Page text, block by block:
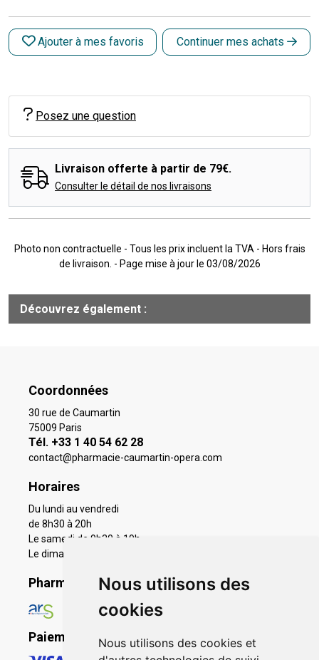
Nous utilisons des
cookies
Nous utilisons des cookies et
Ajouter à mes favoris Continuer mes achats
Posez une question
Livraison offerte à partir de 79€.
Consulter le détail de nos livraisons
Photo non contractuelle - Tous les prix incluent la TVA - Hors frais
de livraison. - Page mise à jour le 03/08/2026
Découvrez également :
Coordonnées
30 rue de Caumartin
75009 Paris
Tél. +33 1 40 54 62 28
contact@pharmacie-caumartin-opera.com
Horaires
Du lundi au vendredi
de 8h30 à 20h
Le samedi de 9h30 à 19h
Le dimanche 11h à 19h
Pharmacie en ligne agréée
Paiement sécurisé